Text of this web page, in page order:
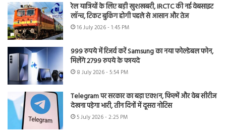
रेल यात्रियों के लिए बड़ी खुशखबरी, IRCTC की नई वेबसाइट
लॉन्च, टिकट बुकिंग होगी पहले से आसान और तेज
16 July 2026 - 1:45 PM
999 रुपये में रिजर्व करें Samsung का नया फोल्डेबल फोन,
मिलेंगे 2799 रुपये के फायदे
8 July 2026 - 5:54 PM
Telegram पर सरकार का बड़ा एक्शन, फिल्में और वेब सीरीज
देखना पड़ेगा भारी, तीन दिनों में दूसरा नोटिस
5 July 2026 - 2:25 PM